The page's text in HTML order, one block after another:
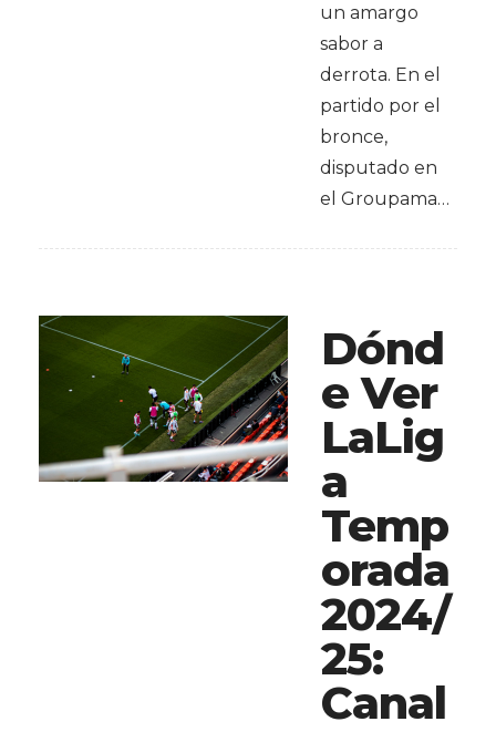
un amargo
sabor a
derrota. En el
partido por el
bronce,
disputado en
el Groupama…
Dónd
e Ver
LaLig
a
Temp
orada
2024/
25:
Canal